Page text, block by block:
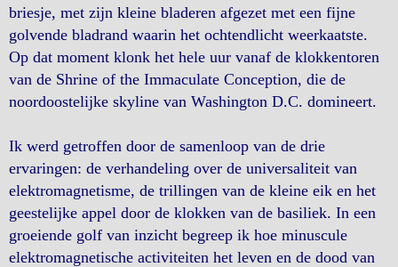
briesje, met zijn kleine bladeren afgezet met een fijne
golvende bladrand waarin het ochtendlicht weerkaatste.
Op dat moment klonk het hele uur vanaf de klokkentoren
van de Shrine of the Immaculate Conception, die de
noordoostelijke skyline van Washington D.C. domineert.
Ik werd getroffen door de samenloop van de drie
ervaringen: de verhandeling over de universaliteit van
elektromagnetisme, de trillingen van de kleine eik en het
geestelijke appel door de klokken van de basiliek. In een
groeiende golf van inzicht begreep ik hoe minuscule
elektromagnetische activiteiten het leven en de dood van